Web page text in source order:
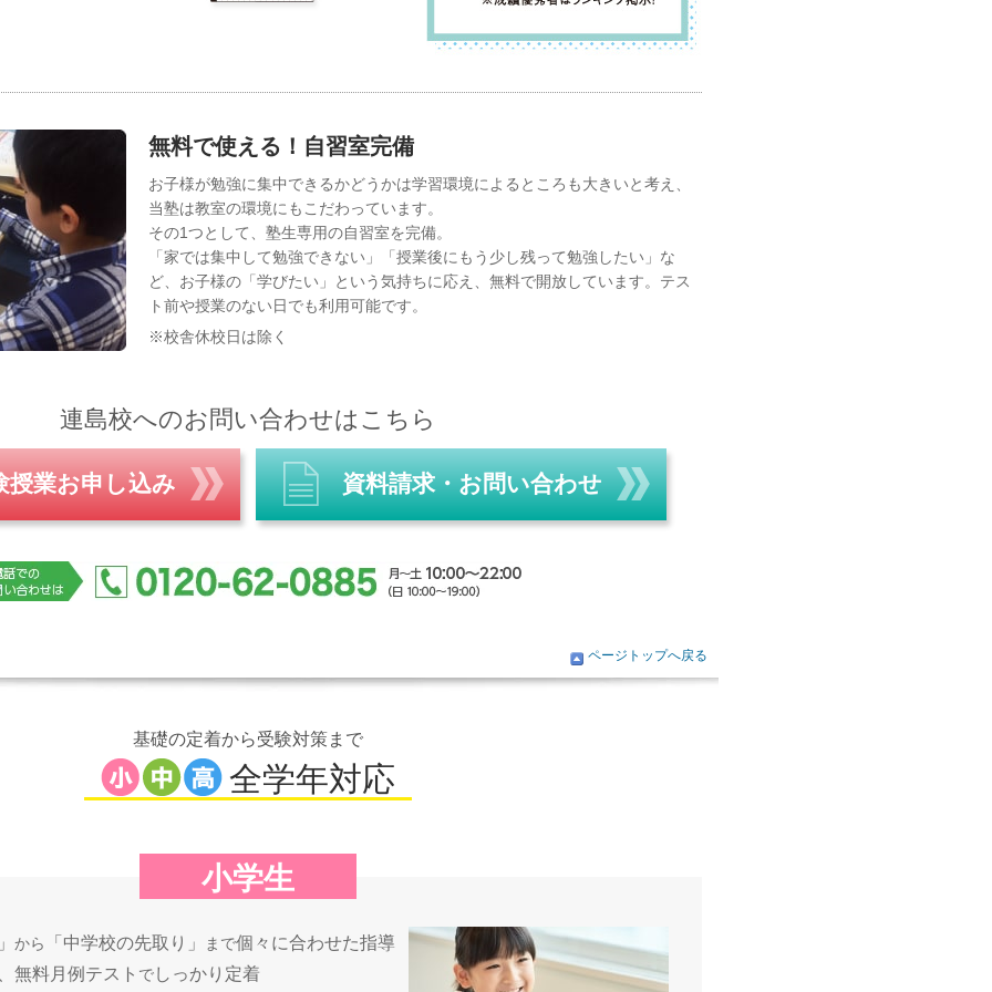
無料で使える！自習室完備
お子様が勉強に集中できるかどうかは学習環境によるところも大きいと考え、
当塾は教室の環境にもこだわっています。
その1つとして、塾生専用の自習室を完備。
「家では集中して勉強できない」「授業後にもう少し残って勉強したい」な
ど、お子様の「学びたい」という気持ちに応え、無料で開放しています。テス
ト前や授業のない日でも利用可能です。
※校舎休校日は除く
連島校へのお問い合わせはこちら
授業お申し込み 資料請求・お問い合わせ
ページトップへ戻る
基礎の定着から受験対策まで
全学年対応
小学生
から 「中学校の先取り」 まで個々に合わせた指導
無料月例テスト でしっかり定着